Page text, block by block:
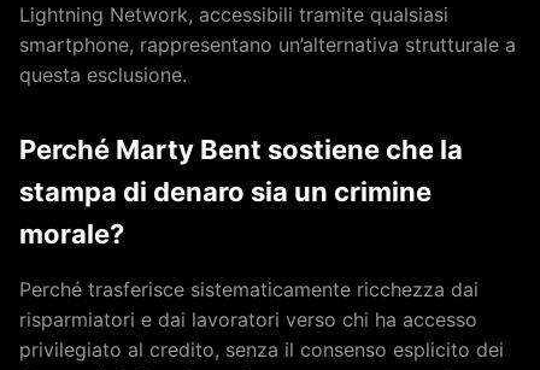
Lightning Network, accessibili tramite qualsiasi
smartphone, rappresentano un’alternativa strutturale a
questa esclusione.
Perché Marty Bent sostiene che la
stampa di denaro sia un crimine
morale?
Perché trasferisce sistematicamente ricchezza dai
risparmiatori e dai lavoratori verso chi ha accesso
privilegiato al credito, senza il consenso esplicito dei